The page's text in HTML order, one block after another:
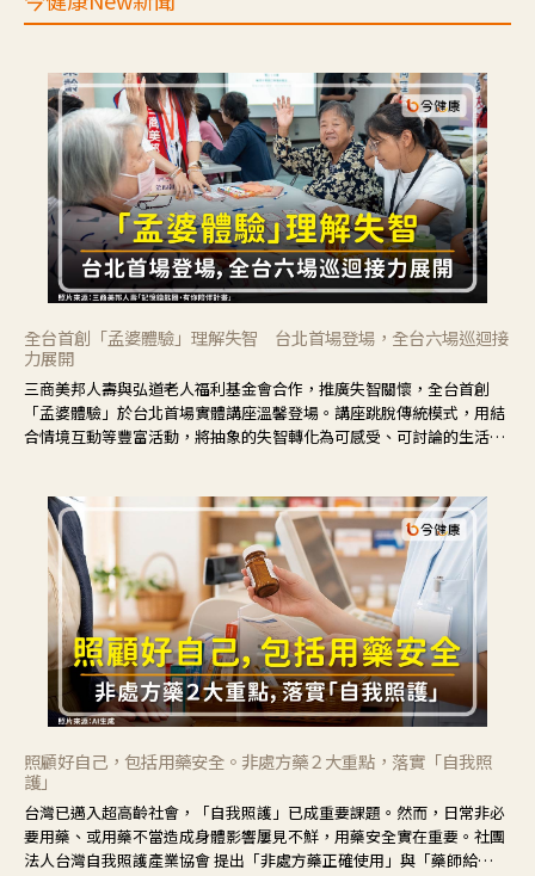
全台首創「孟婆體驗」理解失智 台北首場登場，全台六場巡迴接
力展開
三商美邦人壽與弘道老人福利基金會合作，推廣失智關懷，全台首創
「孟婆體驗」於台北首場實體講座溫馨登場。講座跳脫傳統模式，用結
合情境互動等豐富活動，將抽象的失智轉化為可感受、可討論的生活情
照顧好自己，包括用藥安全。非處方藥２大重點，落實「自我照
護」
台灣已邁入超高齡社會，「自我照護」已成重要課題。然而，日常非必
要用藥、或用藥不當造成身體影響屢見不鮮，用藥安全實在重要。社團
法人台灣自我照護產業協會 提出「非處方藥正確使用」與「藥師給